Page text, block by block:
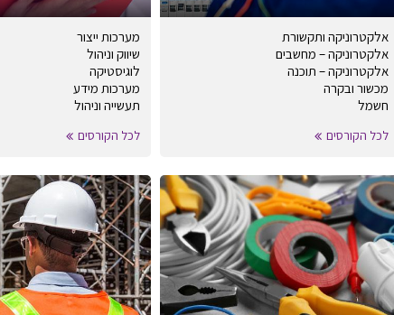
אלקטרוניקה ותקשורת
אלקטרוניקה – מחשבים
אלקטרוניקה – תוכנה
מכשור ובקרה
חשמל
לכל הקורסים
מערכות ייצור
שיווק וניהול
לוגיסטיקה
מערכות מידע
תעשייה וניהול
לכל הקורסים